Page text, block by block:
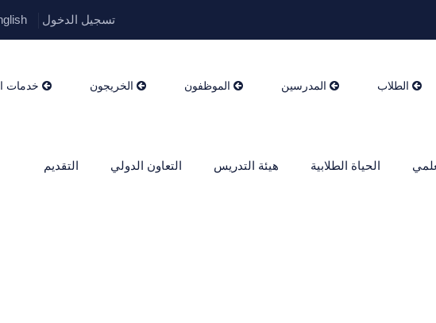
تسجيل الدخول
الطلاب المدرسين الموظفون الخريجون خدمات
الحياة الطلابية هيئة التدريس التعاون الدولي التقديم